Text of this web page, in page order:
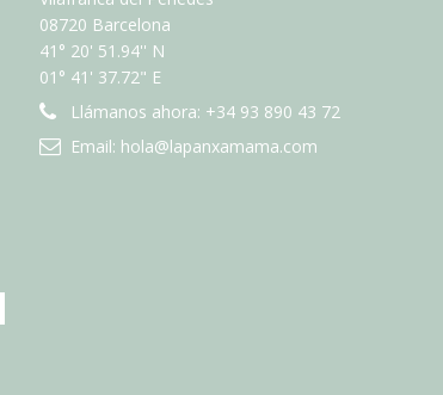
08720 Barcelona
41° 20' 51.94'' N
01° 41' 37.72" E
Llámanos ahora: +34 93 890 43 72
Email: hola@lapanxamama.com